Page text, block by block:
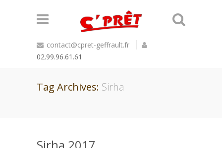
contact@cpret-geffrault.fr
02.99.96.61.61
Tag Archives: Sirha